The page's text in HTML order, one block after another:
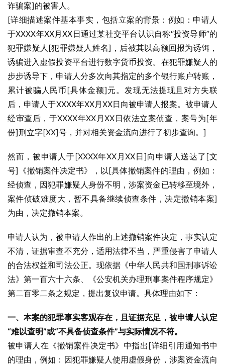
诈骗案]的被害人。
[详细描述案件基本事实，包括立案的背景：例如：申请人
于XXXX年XX月XX日通过某社交平台认识自称“投资导师”的
犯罪嫌疑人[犯罪嫌疑人姓名]，后被其以高额回报为诱饵，
诱骗进入虚假投资平台进行数字货币投资。在犯罪嫌疑人的
步步诱导下，申请人分多次向其指定的多个银行账户转账，
累计被骗人民币[具体金额]元。发现无法提现且对方失联
后，申请人于XXXX年XX月XX日向被申请人报案。被申请人
经审查后，于XXXX年XX月XX日依法立案侦查，案号为[年
份]刑立字[XX]号，并对相关资金流向进行了初步查询。]
然而，被申请人于[XXXX年XX月XX日]向申请人送达了[文
号]《撤销案件决定书》，以[具体撤销案件的理由，例如：
经侦查，因犯罪嫌疑人身份不明，涉案资金已转移至境外，
案件侦破难度大，暂不具备继续侦查条件，决定撤销本案]
为由，决定撤销本案。
申请人认为，被申请人作出的上述撤销案件决定，事实认定
不清，证据审查不充分，适用法律不当，严重侵害了申请人
的合法权益和司法公正。现依据《中华人民共和国刑事诉讼
法》第一百六十六条、《公安机关办理刑事案件程序规定》
第二百零二条之规定，提出复议申请。具体理由如下：
一、本案的犯罪事实客观存在，且证据充足，被申请人认定
“难以查明”或“不具备侦查条件”与实际情况不符。
被申请人在《撤销案件决定书》中指出[详细引用通知书中
的理由，例如：因犯罪嫌疑人使用虚假身份，涉案资金流向